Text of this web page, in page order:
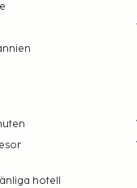
17:00,
hotell